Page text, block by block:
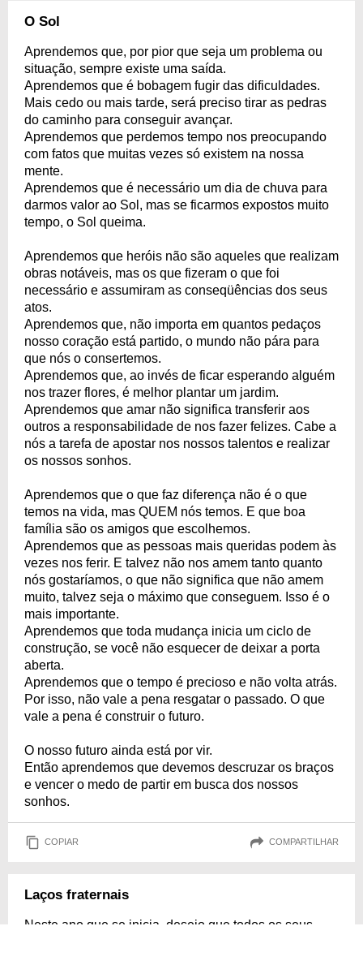
O Sol
Aprendemos que, por pior que seja um problema ou
situação, sempre existe uma saída.
Aprendemos que é bobagem fugir das dificuldades.
Mais cedo ou mais tarde, será preciso tirar as pedras
do caminho para conseguir avançar.
Aprendemos que perdemos tempo nos preocupando
com fatos que muitas vezes só existem na nossa
mente.
Aprendemos que é necessário um dia de chuva para
darmos valor ao Sol, mas se ficarmos expostos muito
tempo, o Sol queima.
Aprendemos que heróis não são aqueles que realizam
obras notáveis, mas os que fizeram o que foi
necessário e assumiram as conseqüências dos seus
atos.
Aprendemos que, não importa em quantos pedaços
nosso coração está partido, o mundo não pára para
que nós o consertemos.
Aprendemos que, ao invés de ficar esperando alguém
nos trazer flores, é melhor plantar um jardim.
Aprendemos que amar não significa transferir aos
outros a responsabilidade de nos fazer felizes. Cabe a
nós a tarefa de apostar nos nossos talentos e realizar
os nossos sonhos.
Aprendemos que o que faz diferença não é o que
temos na vida, mas QUEM nós temos. E que boa
família são os amigos que escolhemos.
Aprendemos que as pessoas mais queridas podem às
vezes nos ferir. E talvez não nos amem tanto quanto
nós gostaríamos, o que não significa que não amem
muito, talvez seja o máximo que conseguem. Isso é o
mais importante.
Aprendemos que toda mudança inicia um ciclo de
construção, se você não esquecer de deixar a porta
aberta.
Aprendemos que o tempo é precioso e não volta atrás.
Por isso, não vale a pena resgatar o passado. O que
vale a pena é construir o futuro.
O nosso futuro ainda está por vir.
Então aprendemos que devemos descruzar os braços
e vencer o medo de partir em busca dos nossos
sonhos.
COPIAR COMPARTILHAR
Laços fraternais
Neste ano que se inicia, desejo que todos os seus